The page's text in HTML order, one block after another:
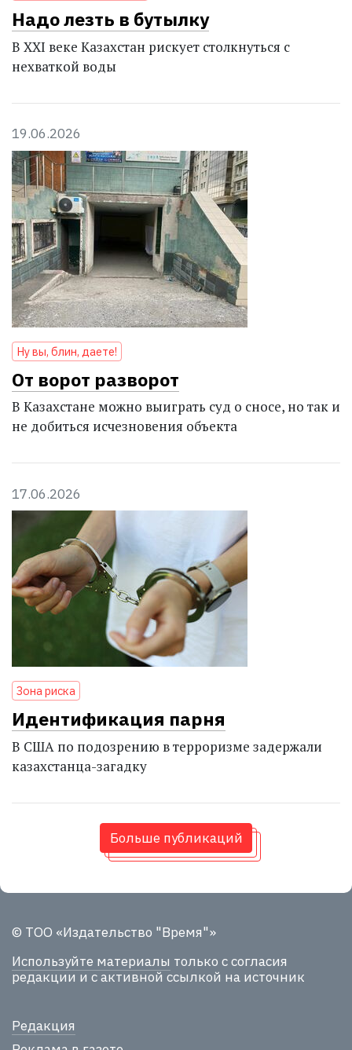
Надо лезть в бутылку
В XXI веке Казахстан рискует столкнуться с
нехваткой воды
19.06.2026
Ну вы, блин, даете!
От ворот разворот
В Казахстане можно выиграть суд о сносе, но так и
не добиться исчезновения объекта
17.06.2026
Зона риска
Идентификация парня
В США по подозрению в терроризме задержали
казахстанца-загадку
Больше публикаций
© ТОО «Издательство "Время"»
Используйте материалы только с согласия
редакции и с активной ссылкой на источник
Редакция